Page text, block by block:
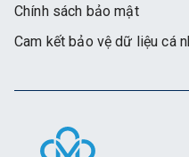
Chính sách bảo mật
Cam kết bảo vệ dữ liệu cá